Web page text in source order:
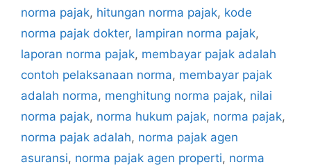
norma pajak, hitungan norma pajak, kode
norma pajak dokter, lampiran norma pajak,
laporan norma pajak, membayar pajak adalah
contoh pelaksanaan norma, membayar pajak
adalah norma, menghitung norma pajak, nilai
norma pajak, norma hukum pajak, norma pajak,
norma pajak adalah, norma pajak agen
asuransi, norma pajak agen properti, norma